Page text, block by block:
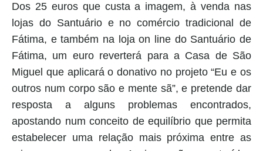
Dos 25 euros que custa a imagem, à venda nas
lojas do Santuário e no comércio tradicional de
Fátima, e também na loja on line do Santuário de
Fátima, um euro reverterá para a Casa de São
Miguel que aplicará o donativo no projeto “Eu e os
outros num corpo são e mente sã”, e pretende dar
resposta a alguns problemas encontrados,
apostando num conceito de equilíbrio que permita
estabelecer uma relação mais próxima entre as